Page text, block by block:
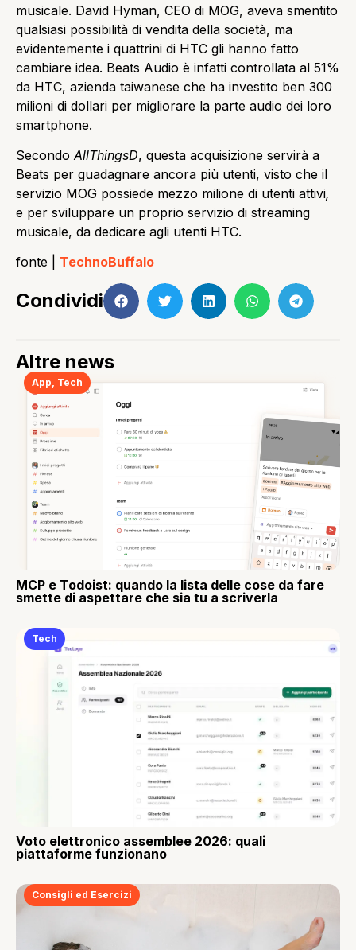
musicale. David Hyman, CEO di MOG, aveva smentito
qualsiasi possibilità di vendita della società, ma
evidentemente i quattrini di HTC gli hanno fatto
cambiare idea. Beats Audio è infatti controllata al 51%
da HTC, azienda taiwanese che ha investito ben 300
milioni di dollari per migliorare la parte audio dei loro
smartphone.
Secondo AllThingsD, questa acquisizione servirà a
Beats per guadagnare ancora più utenti, visto che il
servizio MOG possiede mezzo milione di utenti attivi,
e per sviluppare un proprio servizio di streaming
musicale, da dedicare agli utenti HTC.
fonte | TechnoBuffalo
Condividi
Altre news
App Tech
MCP e Todoist: quando la lista delle cose da fare
smette di aspettare che sia tu a scriverla
Tech
Voto elettronico assemblee 2026: quali
piattaforme funzionano
Consigli ed Esercizi